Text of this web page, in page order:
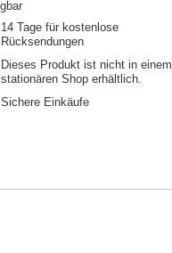
14 Tage für kostenlose
Rücksendungen
Dieses Produkt ist nicht in einem
stationären Shop erhältlich.
Sichere Einkäufe